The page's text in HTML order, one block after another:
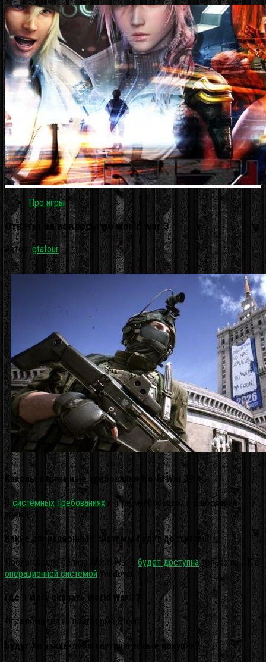
Про игры
Ответы на вопросы по world war 3
Автор:gtafour ·
Каковы системные требования World War 3?
О системных требованиях к игре мы сообщим в ближайшее
время.
Какие операционные системы будут доступны?
После своего релиза World War 3 будет доступнатолько на ПК с
операционной системой Windows.
Где я могу скачать World War 3?
Игра появится на платформе Steam.
Будут ли какие-либо внутриигровые покупки?